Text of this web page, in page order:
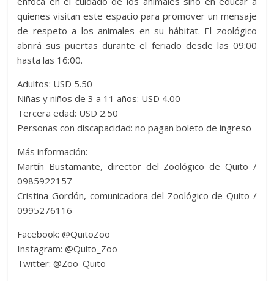
quienes visitan este espacio para promover un mensaje
de respeto a los animales en su hábitat. El zoológico
abrirá sus puertas durante el feriado desde las 09:00
hasta las 16:00.
Adultos: USD 5.50
Niñas y niños de 3 a 11 años: USD 4.00
Tercera edad: USD 2.50
Personas con discapacidad: no pagan boleto de ingreso
Más información:
Martín Bustamante, director del Zoológico de Quito /
0985922157
Cristina Gordón, comunicadora del Zoológico de Quito /
0995276116
Facebook: @QuitoZoo
Instagram: @Quito_Zoo
Twitter: @Zoo_Quito